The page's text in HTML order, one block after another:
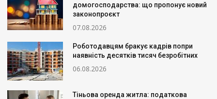
домогосподарства: що пропонує новий
законопроєкт
07.08.2026
Роботодавцям бракує кадрів попри
наявність десятків тисяч безробітних
06.08.2026
Тіньова оренда житла: податкова